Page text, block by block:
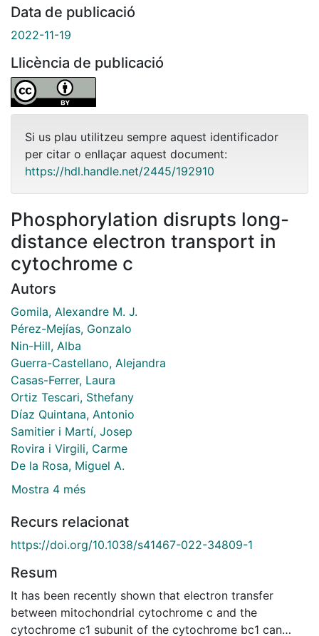
Data de publicació
2022-11-19
Llicència de publicació
Si us plau utilitzeu sempre aquest identificador
per citar o enllaçar aquest document:
https://hdl.handle.net/2445/192910
Phosphorylation disrupts long-
distance electron transport in
cytochrome c
Autors
Gomila, Alexandre M. J.
Pérez-Mejías, Gonzalo
Nin-Hill, Alba
Guerra-Castellano, Alejandra
Casas-Ferrer, Laura
Ortiz Tescari, Sthefany
Díaz Quintana, Antonio
Samitier i Martí, Josep
Rovira i Virgili, Carme
De la Rosa, Miguel A.
Mostra 4 més
Recurs relacionat
https://doi.org/10.1038/s41467-022-34809-1
Resum
It has been recently shown that electron transfer
between mitochondrial cytochrome c and the
cytochrome c1 subunit of the cytochrome bc1 can